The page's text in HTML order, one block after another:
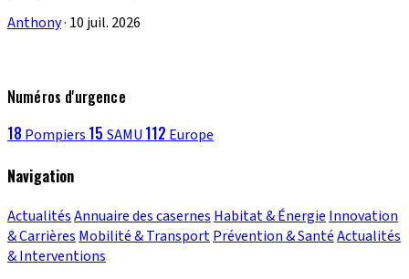
Anthony· 10 juil. 2026
Numéros d'urgence
18 Pompiers 15 SAMU 112 Europe
Navigation
ActualitésAnnuaire des casernes Habitat & Énergie Innovation
& Carrières Mobilité & TransportPrévention & SantéActualités
& Interventions